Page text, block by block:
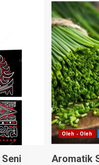
Oleh - Oleh
Aromatik